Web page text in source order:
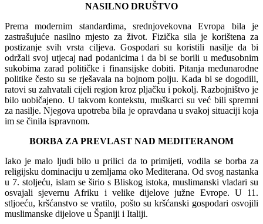
NASILNO DRUŠTVO
Prema modernim standardima, srednjovekovna Evropa bila je
zastrašujuće nasilno mjesto za život. Fizička sila je korištena za
postizanje svih vrsta ciljeva. Gospodari su koristili nasilje da bi
održali svoj utjecaj nad podanicima i da bi se borili u međusobnim
sukobima zarad političke i finansijske dobiti. Pitanja međunarodne
politike često su se rješavala na bojnom polju. Kada bi se dogodili,
ratovi su zahvatali cijeli region kroz pljačku i pokolj. Razbojništvo je
bilo uobičajeno. U takvom kontekstu, muškarci su već bili spremni
za nasilje. Njegova upotreba bila je opravdana u svakoj situaciji koja
im se činila ispravnom.
BORBA ZA PREVLAST NAD MEDITERANOM
Iako je malo ljudi bilo u prilici da to primijeti, vodila se borba za
religijsku dominaciju u zemljama oko Mediterana. Od svog nastanka
u 7. stoljeću, islam se širio s Bliskog istoka, muslimanski vladari su
osvajali sjevernu Afriku i velike dijelove južne Evrope. U 11.
stljoeću, kršćanstvo se vratilo, pošto su kršćanski gospodari osvojili
muslimanske dijelove u Španiji i Italiji.